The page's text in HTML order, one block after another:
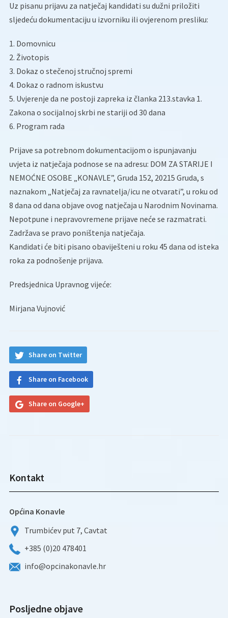
Uz pisanu prijavu za natječaj kandidati su dužni priložiti
sljedeću dokumentaciju u izvorniku ili ovjerenom presliku:
1. Domovnicu
2. Životopis
3. Dokaz o stečenoj stručnoj spremi
4. Dokaz o radnom iskustvu
5. Uvjerenje da ne postoji zapreka iz članka 213.stavka 1.
Zakona o socijalnoj skrbi ne stariji od 30 dana
6. Program rada
Prijave sa potrebnom dokumentacijom o ispunjavanju
uvjeta iz natječaja podnose se na adresu: DOM ZA STARIJE I
NEMOĆNE OSOBE „KONAVLE”, Gruda 152, 20215 Gruda, s
naznakom „Natječaj za ravnatelja/icu ne otvarati”, u roku od
8 dana od dana objave ovog natječaja u Narodnim Novinama.
Nepotpune i nepravovremene prijave neće se razmatrati.
Zadržava se pravo poništenja natječaja.
Kandidati će biti pisano obaviješteni u roku 45 dana od isteka
roka za podnošenje prijava.
Predsjednica Upravnog vijeće:
Mirjana Vujnović
Share on Twitter
Share on Facebook
Share on Google+
Kontakt
Općina Konavle
Trumbićev put 7, Cavtat
+385 (0)20 478401
info@opcinakonavle.hr
Posljedne objave